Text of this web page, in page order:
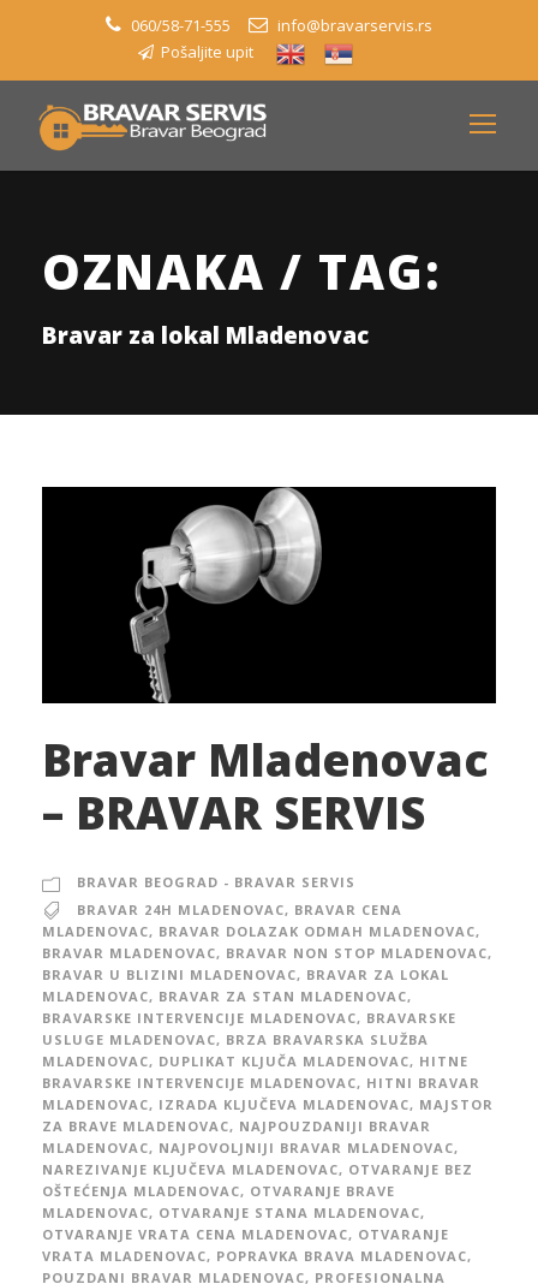
060/58-71-555
info@bravarservis.rs
Pošaljite upit
OZNAKA / TAG:
Bravar za lokal Mladenovac
Bravar Mladenovac
– BRAVAR SERVIS
BRAVAR BEOGRAD - BRAVAR SERVIS
BRAVAR 24H MLADENOVAC, BRAVAR CENA
MLADENOVAC, BRAVAR DOLAZAK ODMAH MLADENOVAC,
BRAVAR MLADENOVAC, BRAVAR NON STOP MLADENOVAC,
BRAVAR U BLIZINI MLADENOVAC, BRAVAR ZA LOKAL
MLADENOVAC, BRAVAR ZA STAN MLADENOVAC,
BRAVARSKE INTERVENCIJE MLADENOVAC, BRAVARSKE
USLUGE MLADENOVAC, BRZA BRAVARSKA SLUŽBA
MLADENOVAC, DUPLIKAT KLJUČA MLADENOVAC, HITNE
BRAVARSKE INTERVENCIJE MLADENOVAC, HITNI BRAVAR
MLADENOVAC, IZRADA KLJUČEVA MLADENOVAC, MAJSTOR
ZA BRAVE MLADENOVAC, NAJPOUZDANIJI BRAVAR
MLADENOVAC, NAJPOVOLJNIJI BRAVAR MLADENOVAC,
NAREZIVANJE KLJUČEVA MLADENOVAC, OTVARANJE BEZ
OŠTEĆENJA MLADENOVAC, OTVARANJE BRAVE
MLADENOVAC, OTVARANJE STANA MLADENOVAC,
OTVARANJE VRATA CENA MLADENOVAC, OTVARANJE
VRATA MLADENOVAC, POPRAVKA BRAVA MLADENOVAC,
POUZDANI BRAVAR MLADENOVAC, PROFESIONALNA